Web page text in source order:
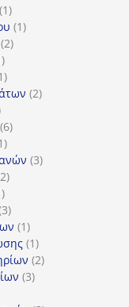
11
προϊόν
11
22
1
προϊόν
11
προϊόντα
22
προϊόντα
66
1
προϊόν
33
22
11
προϊόντα
33
προϊόντα
11
προϊόν
11
προϊόν
22
33